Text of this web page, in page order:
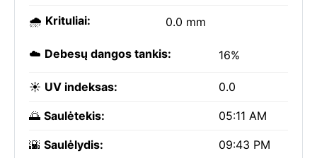
🌧️ Krituliai: 0.0 mm
☁️ Debesų dangos tankis: 16%
☀️ UV indeksas: 0.0
🌅 Saulėtekis: 05:11 AM
🌇 Saulėlydis: 09:43 PM